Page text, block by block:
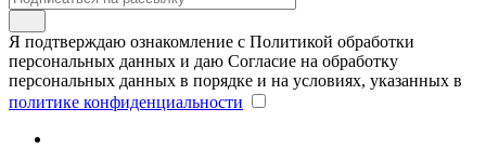
Я подтверждаю ознакомление с Политикой обработки
персональных данных и даю Согласие на обработку
персональных данных в порядке и на условиях, указанных в
политике конфиденциальности